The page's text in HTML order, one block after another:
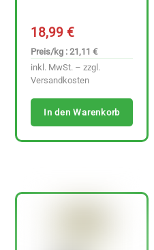
18,99€
Preis/kg : 21,11 €
inkl. MwSt. – zzgl.
Versandkosten
In den Warenkorb